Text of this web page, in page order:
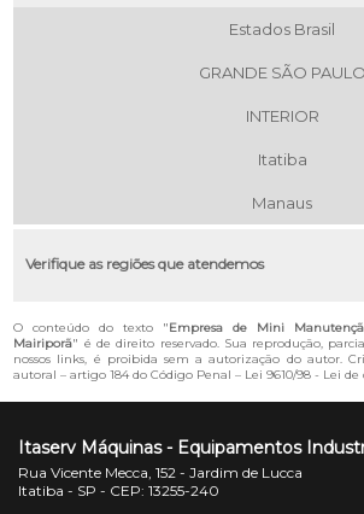
Estados Brasil
GRANDE SÃO PAULO
INTERIOR
Itatiba
Manaus
Verifique as regiões que atendemos
O conteúdo do texto "Empresa de Mini
Mairiporã" é de direito reservado. Sua reprodução,
nossos links, é proibida sem a autorização do autor.
autoral – artigo 184 do Código Penal – Lei 9610/98 - Lei
Itaserv Máquinas - Equipamentos
Rua Vicente Mecca, 152 - Jardim de Lucca
Itatiba - SP - CEP: 13255-240